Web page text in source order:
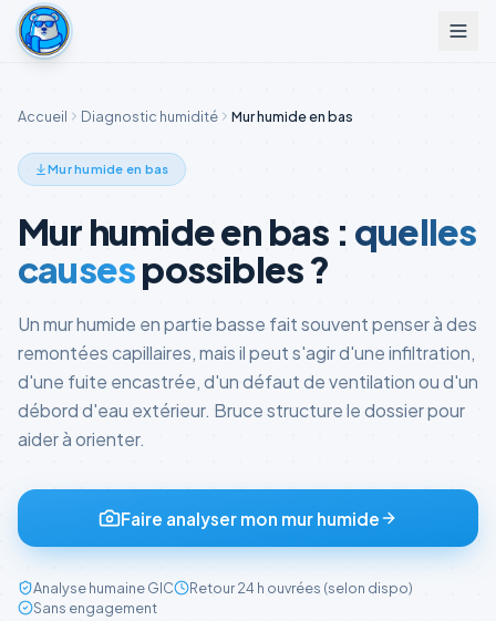
Accueil Diagnostic humidité Mur humide en bas
Mur humide en bas
Mur humide en bas : quelles
causespossibles ?
Un mur humide en partie basse fait souvent penser à des
remontées capillaires, mais il peut s'agir d'une infiltration,
d'une fuite encastrée, d'un défaut de ventilation ou d'un
débord d'eau extérieur. Bruce structure le dossier pour
aider à orienter.
Faire analyser mon mur humide
Analyse humaine GIC
Retour 24 h ouvrées (selon dispo)
Sans engagement